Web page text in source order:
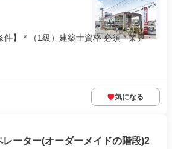
件】 * （1級）建築士資格 必須 * 業界・
気になる
ーター(オーダーメイドの階段)2